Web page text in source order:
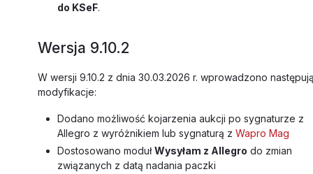
do KSeF.
Wersja 9.10.2
W wersji 9.10.2 z dnia 30.03.2026 r. wprowadzono
modyfikacje:
Dodano możliwość kojarzenia aukcji po sygnaturze z
Allegro z wyróżnikiem lub sygnaturą z Wapro Mag
Dostosowano modułWysyłam z Allegro do zmian
związanych z datą nadania paczki